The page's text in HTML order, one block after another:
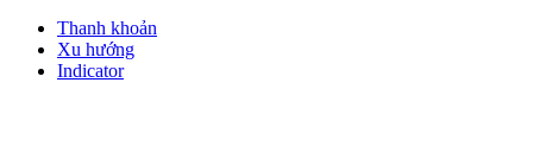
Thanh khoản
Xu hướng
Indicator